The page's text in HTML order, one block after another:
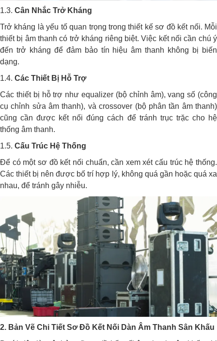
1.3. Cân Nhắc Trở Kháng
Trở kháng là yếu tố quan trọng trong thiết kế sơ đồ kết nối. Mỗi
thiết bị âm thanh có trở kháng riêng biệt. Việc kết nối cần chú ý
đến trở kháng để đảm bảo tín hiệu âm thanh không bị biến
dạng.
1.4. Các Thiết Bị Hỗ Trợ
Các thiết bị hỗ trợ như equalizer (bộ chỉnh âm), vang số (công
cụ chỉnh sửa âm thanh), và crossover (bộ phân tần âm thanh)
cũng cần được kết nối đúng cách để tránh trục trặc cho hệ
thống âm thanh.
1.5. Cấu Trúc Hệ Thống
Để có một sơ đồ kết nối chuẩn, cần xem xét cấu trúc hệ thống.
Các thiết bị nên được bố trí hợp lý, không quá gần hoặc quá xa
nhau, để tránh gây nhiễu.
2. Bản Vẽ Chi Tiết Sơ Đồ Kết Nối Dàn Âm Thanh Sân Khấu